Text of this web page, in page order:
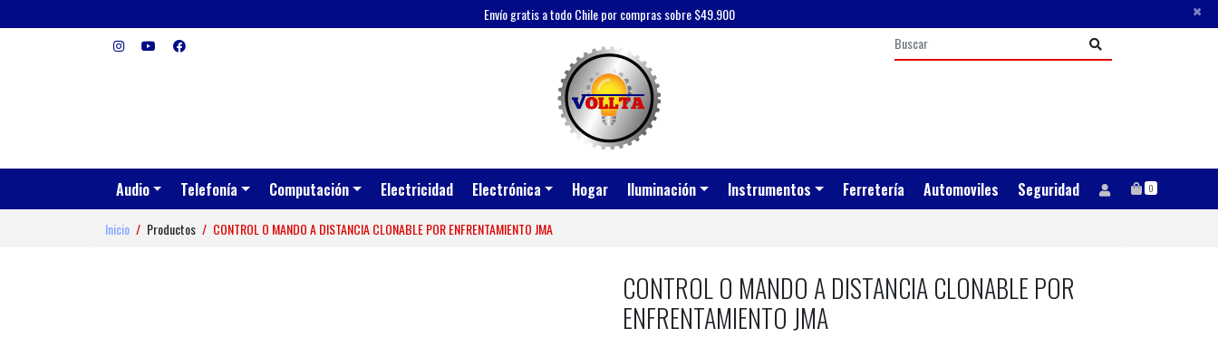
Envío gratis a todo Chile por compras sobre $49.900 ×
Audio Telefonía Computación Electricidad Electrónica Hogar Iluminación Instrumentos Ferretería Automoviles Seguridad 0
Inicio Productos CONTROL O MANDO A DISTANCIA CLONABLE POR ENFRENTAMIENTO JMA
CONTROL O MANDO A DISTANCIA CLONABLE POR
ENFRENTAMIENTO JMA